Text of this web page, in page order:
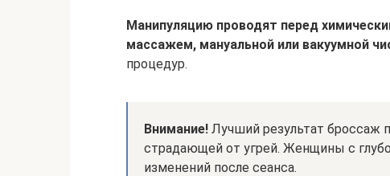
Манипуляцию проводят перед
массажем, мануальной или вакуумной
процедур.
Внимание! Лучший результат броссаж
страдающей от угрей. Женщины с
изменений после сеанса.